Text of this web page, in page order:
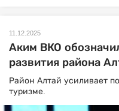
11.12.2025
Аким ВКО
развития района
Район Алтай усиливает
туризме.